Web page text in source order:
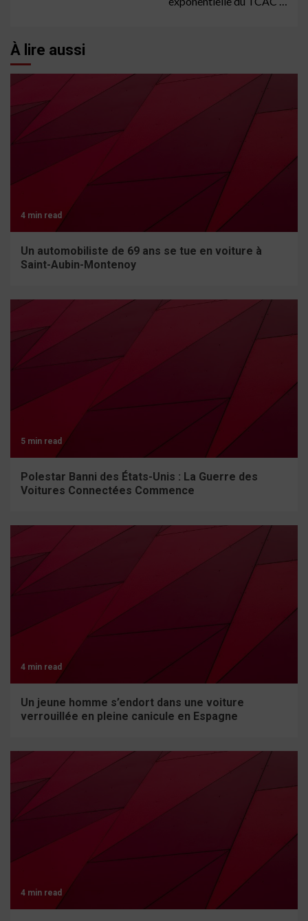
À lire aussi
4 min read
Un automobiliste de 69 ans se tue en voiture à
Saint-Aubin-Montenoy
5 min read
Polestar Banni des États-Unis : La Guerre des
Voitures Connectées Commence
4 min read
Un jeune homme s’endort dans une voiture
verrouillée en pleine canicule en Espagne
4 min read